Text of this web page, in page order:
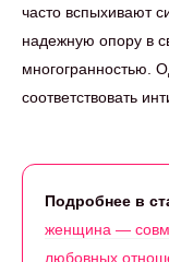
часто вспыхивают
надежную опору в
многогранностью.
соответствовать
Подробнее в
женщина —
любовных